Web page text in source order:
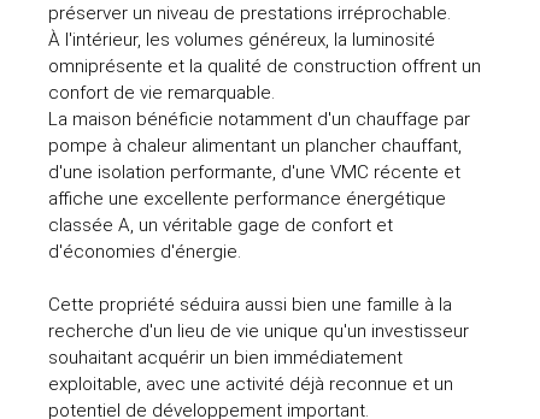
préserver un niveau de prestations irréprochable.
À l'intérieur, les volumes généreux, la luminosité
omniprésente et la qualité de construction offrent un
confort de vie remarquable.
La maison bénéficie notamment d'un chauffage par
pompe à chaleur alimentant un plancher chauffant,
d'une isolation performante, d'une VMC récente et
affiche une excellente performance énergétique
classée A, un véritable gage de confort et
d'économies d'énergie.
Cette propriété séduira aussi bien une famille à la
recherche d'un lieu de vie unique qu'un investisseur
souhaitant acquérir un bien immédiatement
exploitable, avec une activité déjà reconnue et un
potentiel de développement important.